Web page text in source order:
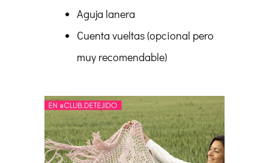
Aguja lanera
Cuenta vueltas (opcional pero
muy recomendable)